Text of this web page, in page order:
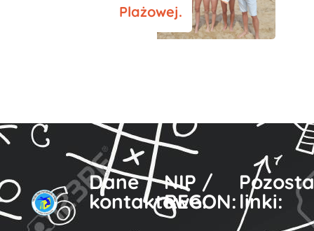
Plażowej.
Dane
kontaktowe:
NIP /
REGON: linki: